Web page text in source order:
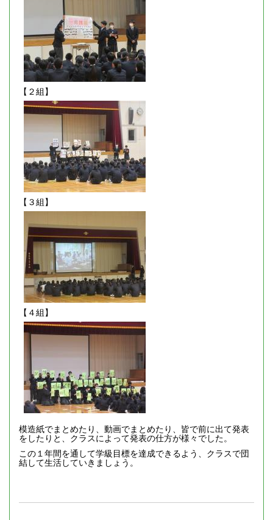
【２組】
【３組】
【４組】
模造紙でまとめたり、動画でまとめたり、皆で前に出て発表
をしたりと、クラスによって発表の仕方が様々でした。
この１年間を通して学級目標を達成できるよう、クラスで団
結して生活していきましょう。